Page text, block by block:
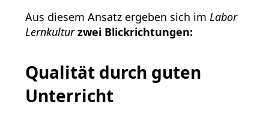
Aus diesem Ansatz ergeben sich im Labor
Lernkultur zwei Blickrichtungen:
Qualität durch guten
Unterricht